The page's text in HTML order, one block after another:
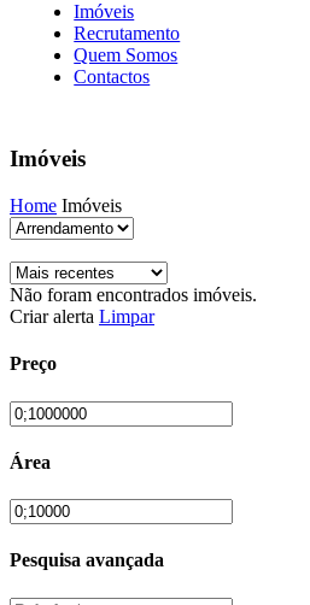
Imóveis
Recrutamento
Quem Somos
Contactos
Imóveis
Home Imóveis
Não foram encontrados imóveis.
Criar alerta Limpar
Preço
Área
Pesquisa avançada